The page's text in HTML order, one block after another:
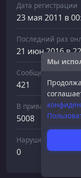
Дата регистрации
23 мая 2011 в
Последний раз
21 июн 2016 в
Сообщений
421
В приват
5008
Нарушений
0
Мы